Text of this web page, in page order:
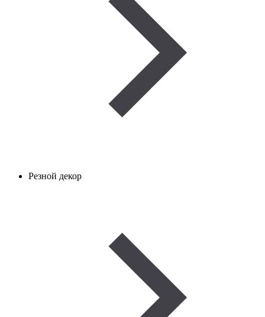
Резной декор